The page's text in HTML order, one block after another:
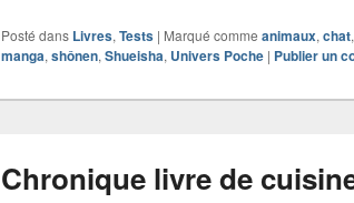
Posté dans Livres, Tests | Marqué comme animaux, chat,
manga, shônen, Shueisha, Univers Poche | Publier un
Chronique livre de